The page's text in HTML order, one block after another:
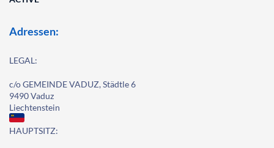
Adressen:
LEGAL:
c/o GEMEINDE VADUZ, Städtle 6
9490 Vaduz
Liechtenstein
HAUPTSITZ: